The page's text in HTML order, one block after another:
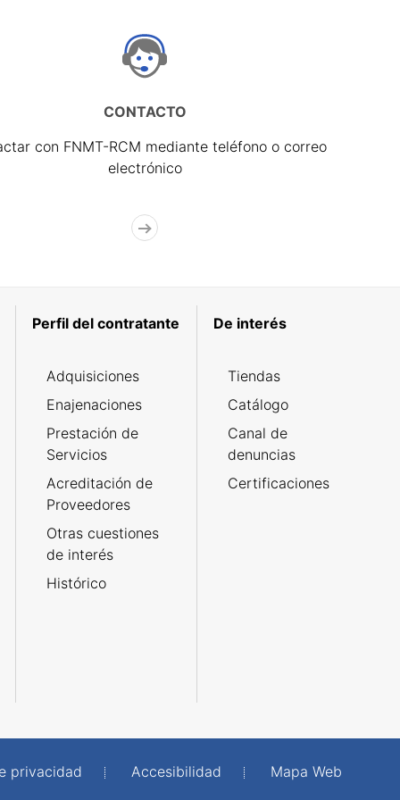
CONTACTO
con FNMT-RCM mediante teléfono o correo
electrónico
Perfil del contratante
Adquisiciones
Enajenaciones
Prestación de
Servicios
Acreditación de
Proveedores
Otras cuestiones
de interés
Histórico
De interés
Tiendas
Catálogo
Canal de
denuncias
Certificaciones
privacidad Accesibilidad
Mapa Web